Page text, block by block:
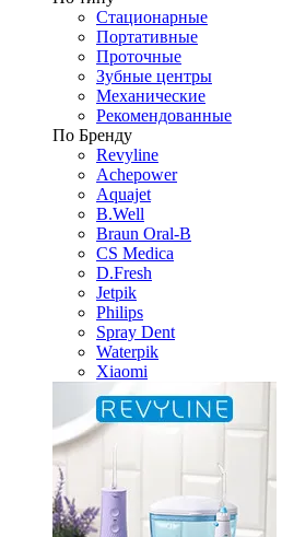
Стационарные
Портативные
Проточные
Зубные центры
Механические
Рекомендованные
По Бренду
Revyline
Achepower
Aquajet
B.Well
Braun Oral-B
CS Medica
D.Fresh
Jetpik
Philips
Spray Dent
Waterpik
Xiaomi